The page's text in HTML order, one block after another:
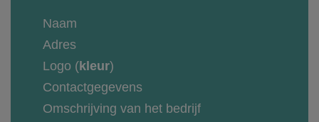
Naam
Adres
Logo ( kleur)
Contactgegevens
Omschrijving van het bedrijf